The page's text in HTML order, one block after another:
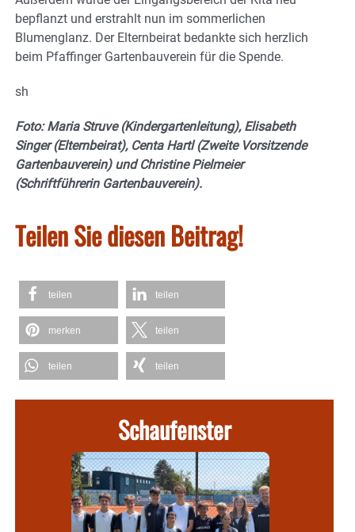
bepflanzt und erstrahlt nun im sommerlichen
Blumenglanz. Der Elternbeirat bedankte sich herzlich
beim Pfaffinger Gartenbauverein für die Spende.
sh
Foto: Maria Struve (Kindergartenleitung), Elisabeth
Singer (Elternbeirat), Centa Hartl (Zweite Vorsitzende
Gartenbauverein) und Christine Pielmeier
(Schriftführerin Gartenbauverein).
Teilen Sie diesen Beitrag!
teilen teilen
merken teilen
teilen teilen
Schaufenster